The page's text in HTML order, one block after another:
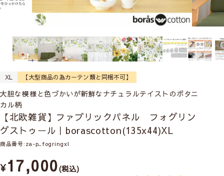
XL 【大型商品の為カーテン類と同梱不可】
大胆な模様と色づかいが新鮮なナチュラルテイストのボタニ
カル柄
【北欧雑貨】ファブリックパネル フォグリン
グストゥール｜borascotton(135x44)XL
商品番号 za-p_fogringxl
¥17,000 税込